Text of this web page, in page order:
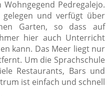
Pedregalejo.
und verfügt über
Garten, so dass auf
hier auch Unterricht
kann. Das Meer liegt nur
Um die Sprachschule
Restaurants, Bars und
ist einfach und schnell